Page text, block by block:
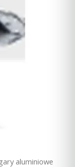
aluminiowe